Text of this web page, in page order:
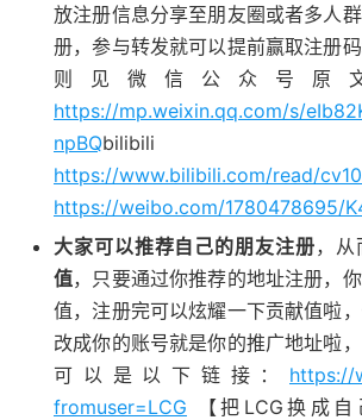
放注册信息分享至朋友圈或者多人
册，参与转发就可以提前赢取注册
则见微信公众号原
https://mp.weixin.qq.com/s/
npBQ
https://www.bilibili.com/read/
https://weibo.com/1780478695/
大家可以推荐自己的朋友注册，从
值，只要通过你推荐的地址注册，
值，注册完可以炫耀一下贡献值啦
改成你的账号就是你的推广地址啦
可以是以下链接： https://
fromuser=LCG 【把LCG换成自